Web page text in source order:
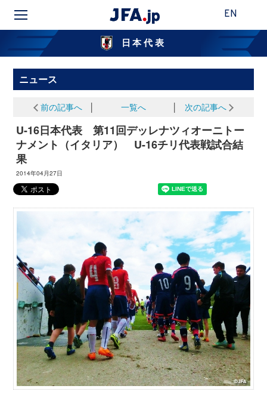
EN
日本代表
ニュース
前の記事へ 一覧へ 次の記事へ
U-16日本代表 第11回デッレナツィオーニトー
ナメント（イタリア） U-16チリ代表戦試合結
果
2014年04月27日